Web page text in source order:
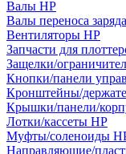
Валы HP
Валы переноса
Вентиляторы HP
Запчасти для
Защелки/
Кнопки/панели
Кронштейны/
Крышки/панели/
Лотки/кассеты HP
Муфты/соленоиды
Направляющие/